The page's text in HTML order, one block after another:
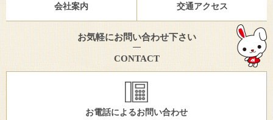
会社案内 交通アクセス
お気軽にお問い合わせ下さい
CONTACT
お電話によるお問い合わせ